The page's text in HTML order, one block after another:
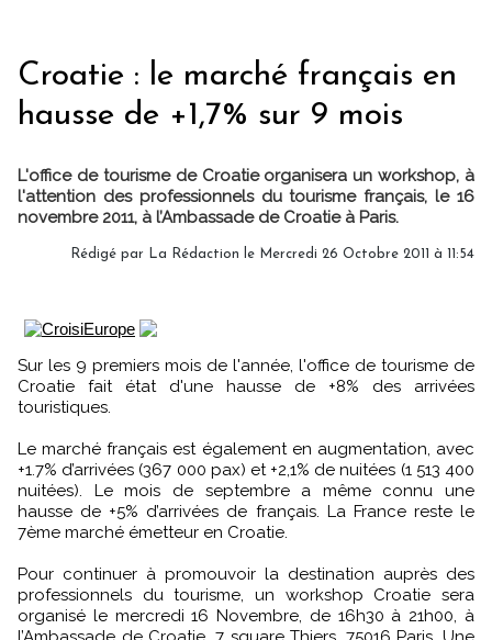
Croatie : le marché français en
hausse de +1,7% sur 9 mois
L'office de tourisme de Croatie organisera un workshop, à
l'attention des professionnels du tourisme français, le 16
novembre 2011, à l’Ambassade de Croatie à Paris.
Rédigé par La Rédaction le Mercredi 26 Octobre 2011 à 11:54
Sur les 9 premiers mois de l'année, l'office de tourisme de
Croatie fait état d'une hausse de +8% des arrivées
touristiques.
Le marché français est également en augmentation, avec
+1.7% d’arrivées (367 000 pax) et +2,1% de nuitées (1 513 400
nuitées). Le mois de septembre a même connu une
hausse de +5% d’arrivées de français. La France reste le
7ème marché émetteur en Croatie.
Pour continuer à promouvoir la destination auprès des
professionnels du tourisme, un workshop Croatie sera
organisé le mercredi 16 Novembre, de 16h30 à 21h00, à